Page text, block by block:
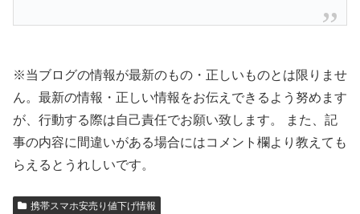
※当ブログの情報が最新のもの・正しいものとは限りませ
ん。最新の情報・正しい情報をお伝えできるよう努めます
が、行動する際は自己責任でお願い致します。 また、記
事の内容に間違いがある場合にはコメント欄より教えても
らえるとうれしいです。
携帯スマホ安売り値下げ情報